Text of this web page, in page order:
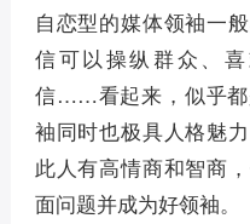
自恋型的媒体领袖一
信可以操纵群众、
信……看起来，似乎都
袖同时也极具人格魅
此人有高情商和智商
面问题并成为好领袖。